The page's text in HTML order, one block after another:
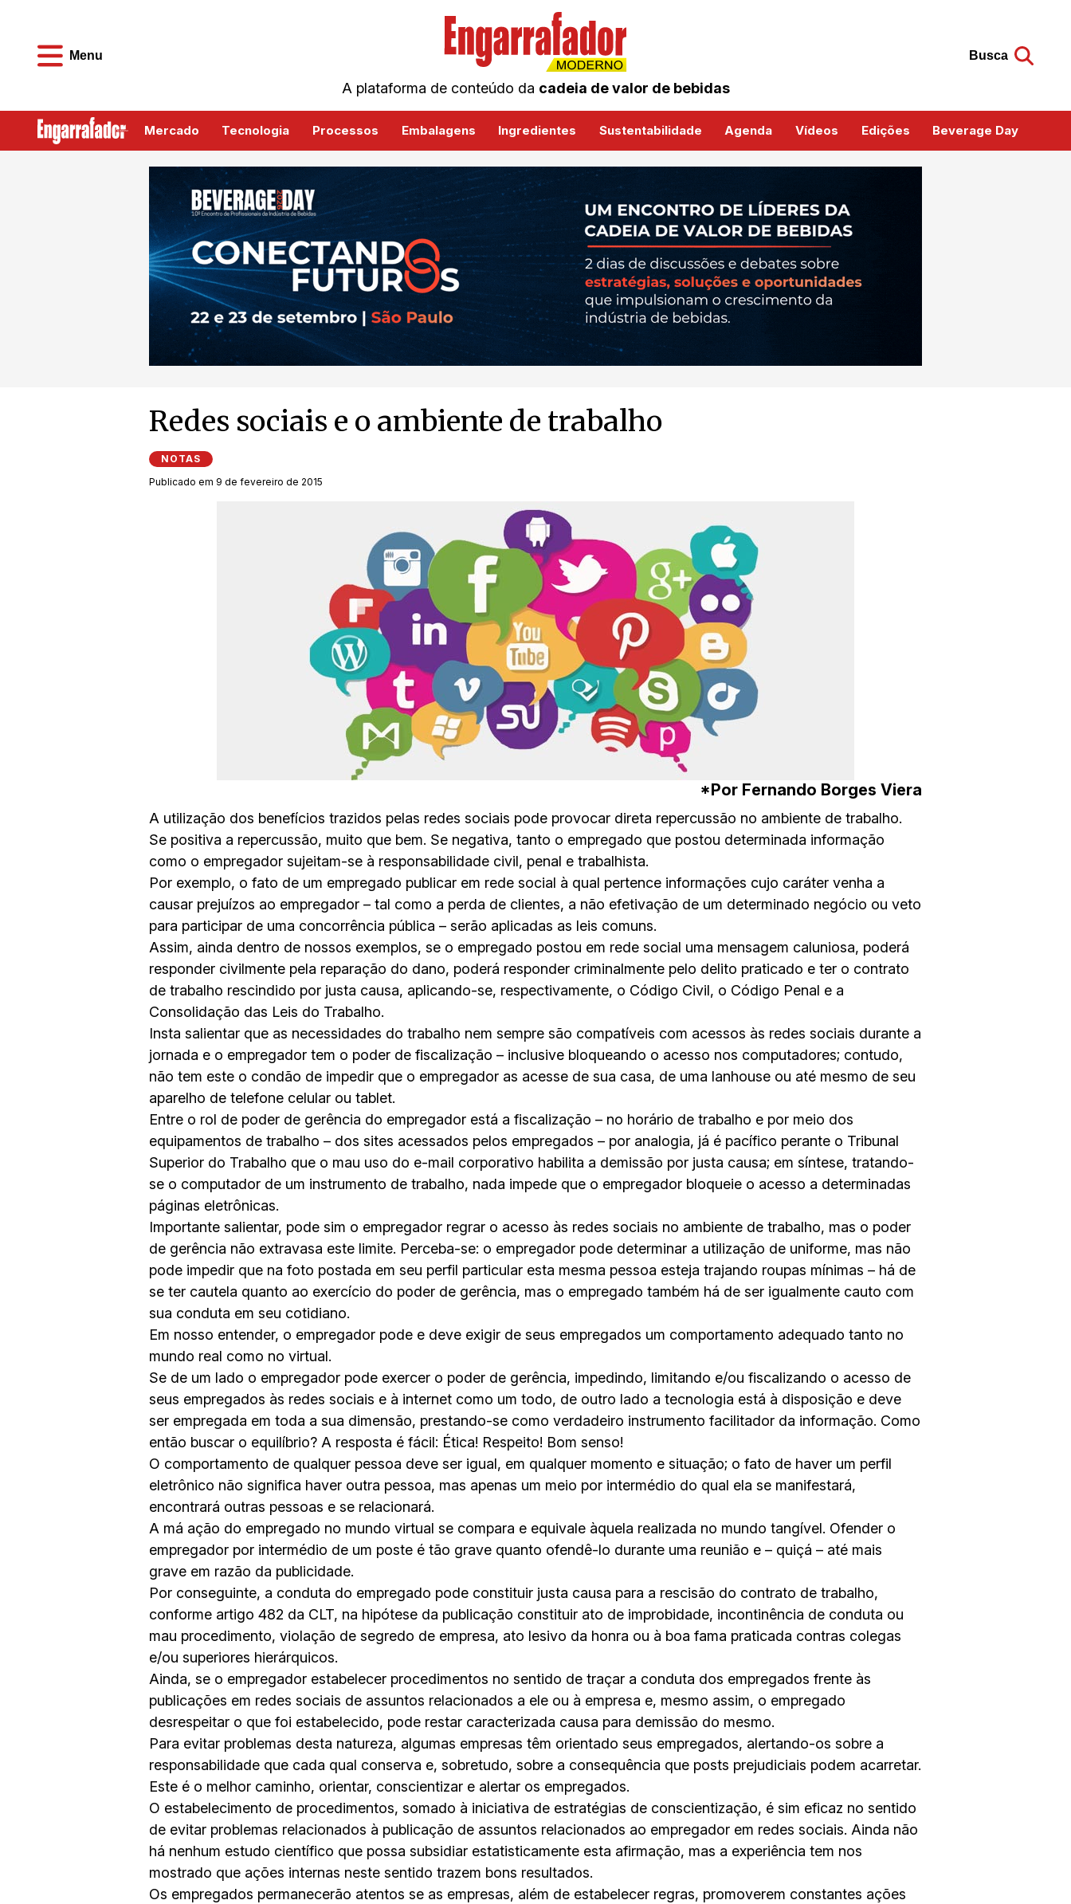
Menu
A plataforma de conteúdo da cadeia de valor de bebidas
Busca
Mercado Tecnologia Processos Embalagens Ingredientes Sustentabilidade Agenda Vídeos Edições Beverage Day
Redes sociais e o ambiente de trabalho
NOTAS
Publicado em 9 de fevereiro de 2015
*Por Fernando Borges Viera
A utilização dos benefícios trazidos pelas redes sociais pode provocar direta repercussão no ambiente de trabalho.
Se positiva a repercussão, muito que bem. Se negativa, tanto o empregado que postou determinada informação
como o empregador sujeitam-se à responsabilidade civil, penal e trabalhista.
Por exemplo, o fato de um empregado publicar em rede social à qual pertence informações cujo caráter venha a
causar prejuízos ao empregador – tal como a perda de clientes, a não efetivação de um determinado negócio ou veto
para participar de uma concorrência pública – serão aplicadas as leis comuns.
Assim, ainda dentro de nossos exemplos, se o empregado postou em rede social uma mensagem caluniosa, poderá
responder civilmente pela reparação do dano, poderá responder criminalmente pelo delito praticado e ter o contrato
de trabalho rescindido por justa causa, aplicando-se, respectivamente, o Código Civil, o Código Penal e a
Consolidação das Leis do Trabalho.
Insta salientar que as necessidades do trabalho nem sempre são compatíveis com acessos às redes sociais durante a
jornada e o empregador tem o poder de fiscalização – inclusive bloqueando o acesso nos computadores; contudo,
não tem este o condão de impedir que o empregador as acesse de sua casa, de uma lanhouse ou até mesmo de seu
aparelho de telefone celular ou tablet.
Entre o rol de poder de gerência do empregador está a fiscalização – no horário de trabalho e por meio dos
equipamentos de trabalho – dos sites acessados pelos empregados – por analogia, já é pacífico perante o Tribunal
Superior do Trabalho que o mau uso do e-mail corporativo habilita a demissão por justa causa; em síntese, tratando-
se o computador de um instrumento de trabalho, nada impede que o empregador bloqueie o acesso a determinadas
páginas eletrônicas.
Importante salientar, pode sim o empregador regrar o acesso às redes sociais no ambiente de trabalho, mas o poder
de gerência não extravasa este limite. Perceba-se: o empregador pode determinar a utilização de uniforme, mas não
pode impedir que na foto postada em seu perfil particular esta mesma pessoa esteja trajando roupas mínimas – há de
se ter cautela quanto ao exercício do poder de gerência, mas o empregado também há de ser igualmente cauto com
sua conduta em seu cotidiano.
Em nosso entender, o empregador pode e deve exigir de seus empregados um comportamento adequado tanto no
mundo real como no virtual.
Se de um lado o empregador pode exercer o poder de gerência, impedindo, limitando e/ou fiscalizando o acesso de
seus empregados às redes sociais e à internet como um todo, de outro lado a tecnologia está à disposição e deve
ser empregada em toda a sua dimensão, prestando-se como verdadeiro instrumento facilitador da informação. Como
então buscar o equilíbrio? A resposta é fácil: Ética! Respeito! Bom senso!
O comportamento de qualquer pessoa deve ser igual, em qualquer momento e situação; o fato de haver um perfil
eletrônico não significa haver outra pessoa, mas apenas um meio por intermédio do qual ela se manifestará,
encontrará outras pessoas e se relacionará.
A má ação do empregado no mundo virtual se compara e equivale àquela realizada no mundo tangível. Ofender o
empregador por intermédio de um poste é tão grave quanto ofendê-lo durante uma reunião e – quiçá – até mais
grave em razão da publicidade.
Por conseguinte, a conduta do empregado pode constituir justa causa para a rescisão do contrato de trabalho,
conforme artigo 482 da CLT, na hipótese da publicação constituir ato de improbidade, incontinência de conduta ou
mau procedimento, violação de segredo de empresa, ato lesivo da honra ou à boa fama praticada contras colegas
e/ou superiores hierárquicos.
Ainda, se o empregador estabelecer procedimentos no sentido de traçar a conduta dos empregados frente às
publicações em redes sociais de assuntos relacionados a ele ou à empresa e, mesmo assim, o empregado
desrespeitar o que foi estabelecido, pode restar caracterizada causa para demissão do mesmo.
Para evitar problemas desta natureza, algumas empresas têm orientado seus empregados, alertando-os sobre a
responsabilidade que cada qual conserva e, sobretudo, sobre a consequência que posts prejudiciais podem acarretar.
Este é o melhor caminho, orientar, conscientizar e alertar os empregados.
O estabelecimento de procedimentos, somado à iniciativa de estratégias de conscientização, é sim eficaz no sentido
de evitar problemas relacionados à publicação de assuntos relacionados ao empregador em redes sociais. Ainda não
há nenhum estudo científico que possa subsidiar estatisticamente esta afirmação, mas a experiência tem nos
mostrado que ações internas neste sentido trazem bons resultados.
Os empregados permanecerão atentos se as empresas, além de estabelecer regras, promoverem constantes ações